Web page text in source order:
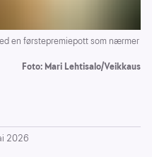
en førstepremiepott som nærmer
Foto: Mari Lehtisalo/Veikkaus
2026